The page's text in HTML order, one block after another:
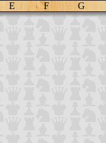
E F G